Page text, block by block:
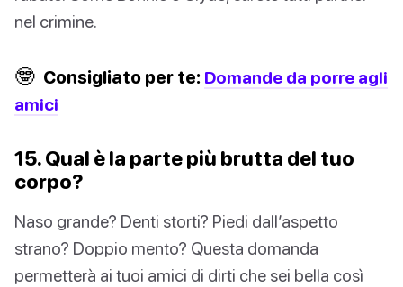
nel crimine.
🤓 Consigliato per te: Domande da porre agli
amici
15. Qual è la parte più brutta del tuo
corpo?
Naso grande? Denti storti? Piedi dall’aspetto
strano? Doppio mento? Questa domanda
permetterà ai tuoi amici di dirti che sei bella così